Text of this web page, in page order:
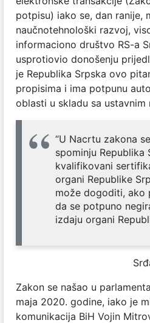
potpisu) iako se, dan ranije,
naučnotehnološki razvoj,
informaciono društvo RS-a
usprotiovio donošenju
je Republika Srpska ovo
propisima i ima potpunu
oblasti u skladu sa ustavnim
“U Nacrtu zakona
spominju Republika
kvalifikovani
organi Republike
može dogoditi, ako
da se potpuno
izdaju organi
Zakon se našao u
maja 2020. godine, iako je
komunikacija BiH Vojin